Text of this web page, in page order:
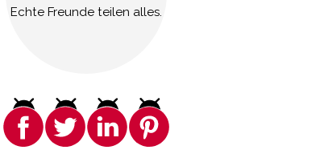
Echte Freunde teilen alles.